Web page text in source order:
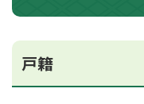
戸籍